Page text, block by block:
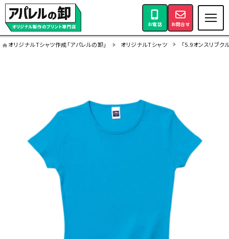
お電話 お問合せ
オリジナルTシャツ作成「アパレルの卸」 オリジナルTシャツ 「5.9オンスリブク